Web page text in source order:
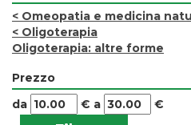
< Omeopatia e medicina
< Oligoterapia
Oligoterapia: altre forme
Prezzo
filtra
da
da € filtra
a
a €